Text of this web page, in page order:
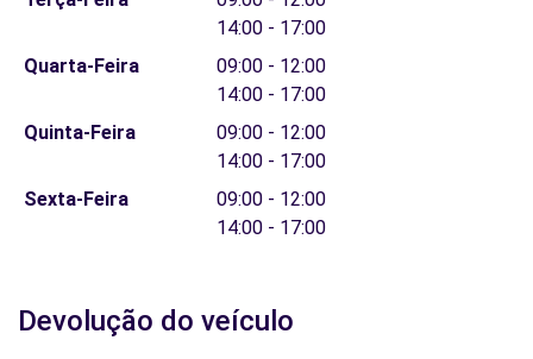
14:00 - 17:00
Quarta-Feira
09:00 - 12:00
14:00 - 17:00
Quinta-Feira
09:00 - 12:00
14:00 - 17:00
Sexta-Feira
09:00 - 12:00
14:00 - 17:00
Devolução do veículo